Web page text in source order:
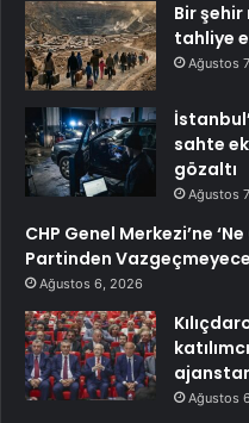
Bir
tahliye
Ağustos
sahte
gözaltı
Ağustos
CHP Genel Merkezi’ne
Partinden
Ağustos 6, 2026
Ağustos